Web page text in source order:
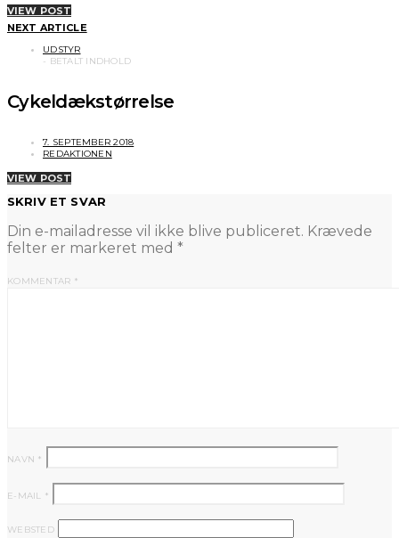
VIEW POST
NEXT ARTICLE
UDSTYR
Cykeldækstørrelse
7. SEPTEMBER 2018
REDAKTIONEN
VIEW POST
SKRIV ET SVAR
Din e-mailadresse vil ikke blive publiceret. Krævede
felter er markeret med *
KOMMENTAR *
NAVN *
E-MAIL *
WEBSTED